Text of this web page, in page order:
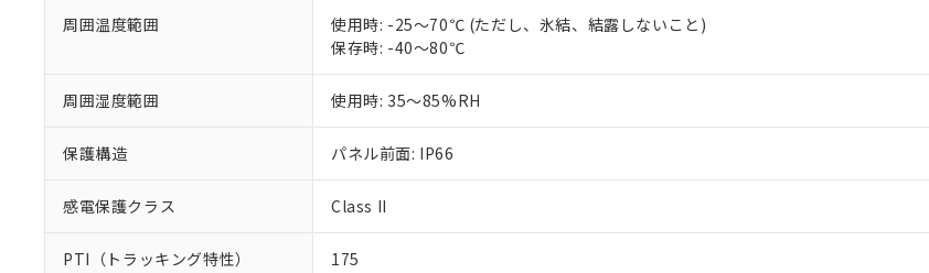
周囲温度範囲
使用時: -25～70℃ (ただし、氷結、結露しないこと)
保存時: -40～80℃
周囲湿度範囲 使用時: 35～85%RH
保護構造 パネル前面: IP66
感電保護クラス Class II
PTI（トラッキング特性） 175
※本証明書は発行日時点で非含有を証明するもので、過去に遡って非含有を証
また、RoHS指令のフタル酸エステル類４物質の対応では、対応完了までの期
混在することから備考欄に対応日を記載しておりました。
既に当社にて対応品への在庫切替を完了していることから、特段のことがな
り割愛しております。